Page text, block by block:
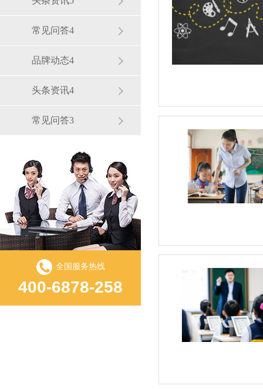
常见问答4
品牌动态4
头条资讯4
常见问答3
全国服务热线
400-6878-258